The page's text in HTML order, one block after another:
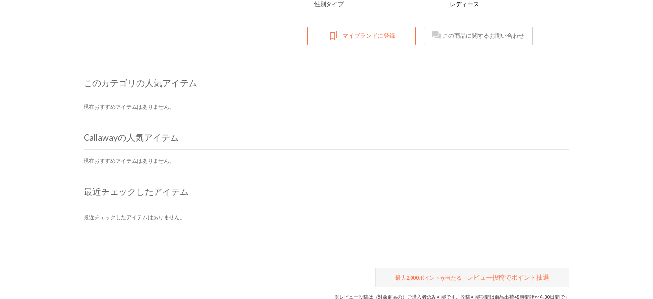
性別タイプ レディース
マイブランドに登録 この商品に関するお問い合わせ
このカテゴリの人気アイテム
現在おすすめアイテムはありません。
Callawayの人気アイテム
現在おすすめアイテムはありません。
最近チェックしたアイテム
最近チェックしたアイテムはありません。
最大2,000ポイントが当たる！ レビュー投稿でポイント抽選
※レビュー投稿は（対象商品の）ご購入者のみ可能です。投稿可能期間は商品出荷48時間後から30日間です